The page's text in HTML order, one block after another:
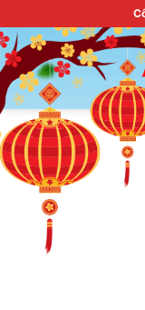
to
content